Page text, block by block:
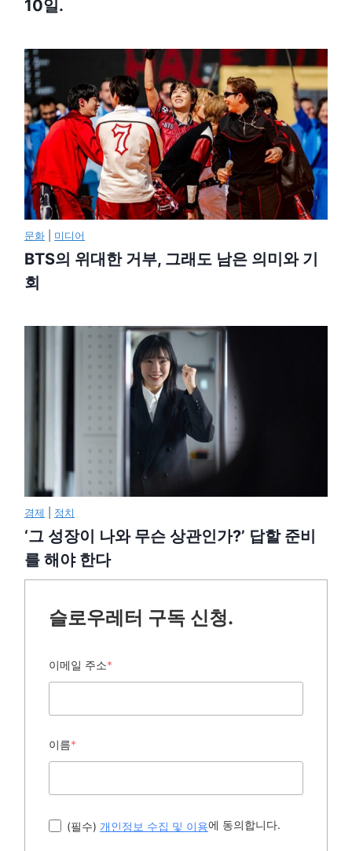
10일.
문화 미디어
BTS의 위대한 거부, 그래도 남은 의미와 기
회
경제 정치
‘그 성장이 나와 무슨 상관인가?’ 답할 준비
를 해야 한다
슬로우레터 구독 신청.
이메일 주소*
이름*
(필수) 개인정보 수집 및 이용에 동의합니다.